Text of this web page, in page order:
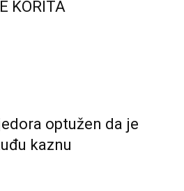
KORITA
optužen da je
kaznu